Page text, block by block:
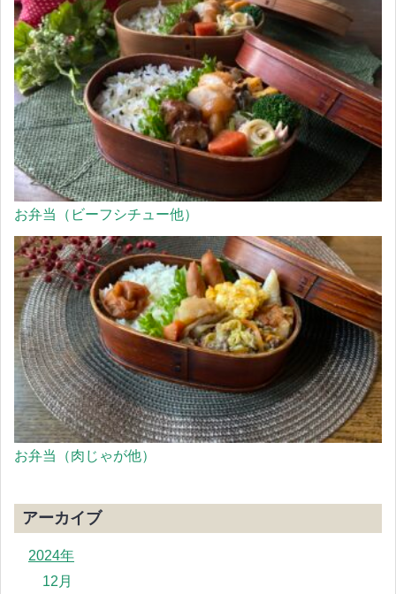
お弁当（ビーフシチュー他）
お弁当（肉じゃが他）
アーカイブ
2024年
12月